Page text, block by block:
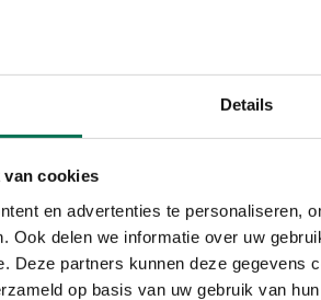
Details
van cookies
en advertenties te personaliseren,
Ook delen we informatie over uw
Deze partners kunnen deze gegevens
op basis van uw gebruik van